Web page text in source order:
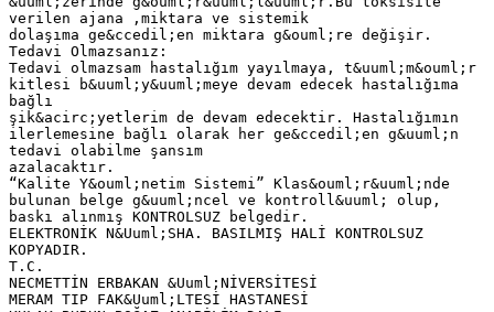
verilen ajana ,miktara ve sistemik
dolaşıma ge&ccedil;en miktara g&ouml;re değişir.
Tedavi Olmazsanız:
Tedavi olmazsam hastalığım yayılmaya, t&uuml;m&ouml;r
kitlesi b&uuml;y&uuml;meye devam edecek hastalığıma
bağlı
şik&acirc;yetlerim de devam edecektir. Hastalığımın
ilerlemesine bağlı olarak her ge&ccedil;en g&uuml;n
tedavi olabilme şansım
azalacaktır.
“Kalite Y&ouml;netim Sistemi” Klas&ouml;r&uuml;nde
bulunan belge g&uuml;ncel ve kontroll&uuml; olup,
baskı alınmış KONTROLSUZ belgedir.
ELEKTRONİK N&Uuml;SHA. BASILMIŞ HALİ KONTROLSUZ
KOPYADIR.
T.C.
NECMETTİN ERBAKAN &Uuml;NİVERSİTESİ
MERAM TIP FAK&Uuml;LTESİ HASTANESİ